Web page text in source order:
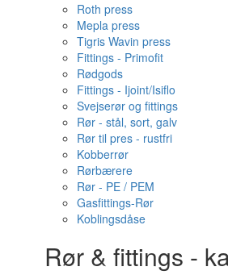
Roth press
Mepla press
Tigris Wavin press
Fittings - Primofit
Rødgods
Fittings - Ijoint/Isiflo
Svejserør og fittings
Rør - stål, sort, galv
Rør til pres - rustfri
Kobberrør
Rørbærere
Rør - PE / PEM
Gasfittings-Rør
Koblingsdåse
Rør & fittings -